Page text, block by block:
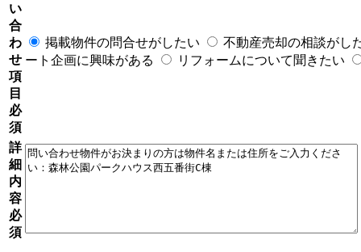
い
合
わ
せ
項
目
必
須
掲載物件の問合せがしたい
不動産売却の相談がし
ート企画に興味がある
リフォームについて聞きたい
詳
細
内
容
必
須